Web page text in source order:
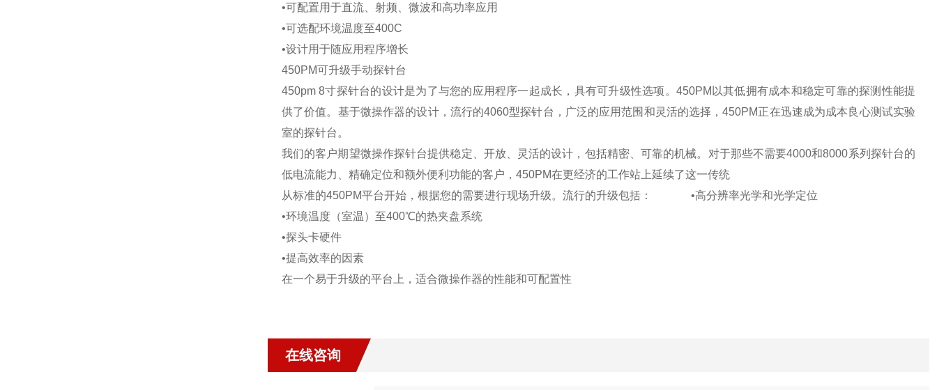
•可配置用于直流、射频、微波和高功率应用
•可选配环境温度至400C
•设计用于随应用程序增长
450PM可升级手动探针台
450pm 8寸探针台的设计是为了与您的应用程序一起成长，具有可升级性选项。450PM以其低拥有成本和稳定可靠的探测性能提
供了价值。基于微操作器的设计，流行的4060型探针台，广泛的应用范围和灵活的选择，450PM正在迅速成为成本良心测试实验
室的探针台。
我们的客户期望微操作探针台提供稳定、开放、灵活的设计，包括精密、可靠的机械。对于那些不需要4000和8000系列探针台的
低电流能力、精确定位和额外便利功能的客户，450PM在更经济的工作站上延续了这一传统
从标准的450PM平台开始，根据您的需要进行现场升级。流行的升级包括： •高分辨率光学和光学定位
•环境温度（室温）至400℃的热夹盘系统
•探头卡硬件
•提高效率的因素
在一个易于升级的平台上，适合微操作器的性能和可配置性
在线咨询